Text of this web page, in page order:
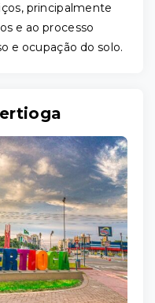
principalmente
e ao processo
e ocupação do solo.